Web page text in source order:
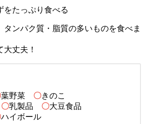
をたっぷり食べる
タンパク質・脂質の多いものを食べま
丈夫！
葉野菜 〇きのこ
〇乳製品 〇大豆食品
ハイボール